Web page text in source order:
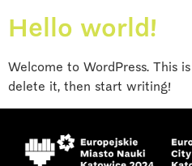
Hello world!
Welcome to WordPress. This
delete it, then start writing!